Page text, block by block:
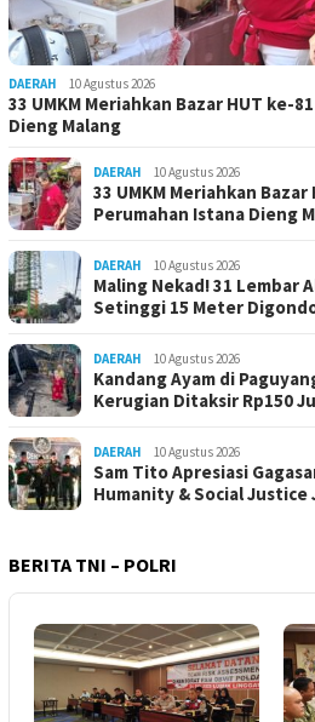
DAERAH 10 Agustus 2026
33 UMKM Meriahkan Bazar HUT ke-
Dieng Malang
DAERAH 10 Agustus 2026
33 UMKM Meriahkan Bazar
Perumahan Istana Dieng
DAERAH 10 Agustus 2026
Maling Nekad! 31 Lembar
Setinggi 15 Meter
DAERAH 10 Agustus 2026
Kandang Ayam di
Kerugian Ditaksir Rp150
DAERAH 10 Agustus 2026
Sam Tito Apresiasi
Humanity & Social Justice
BERITA TNI – POLRI